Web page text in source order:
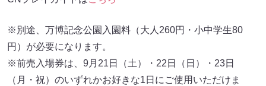
※別途、万博記念公園入園料（大人260円・小中学生80
円）が必要になります。
※前売入場券は、9月21日（土）・22日（日）・23日
（月・祝）のいずれかお好きな1日にご使用いただけま